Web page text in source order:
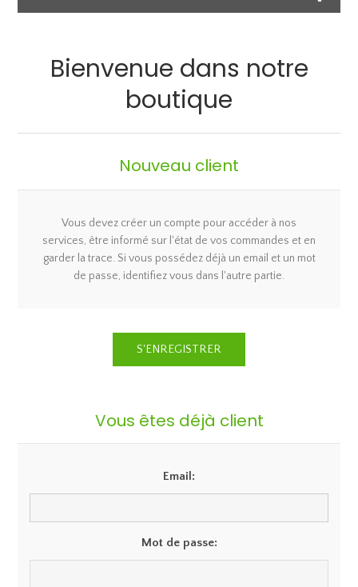
Bienvenue dans notre
boutique
Nouveau client
Vous devez créer un compte pour accéder à nos
services, être informé sur l'état de vos commandes et en
garder la trace. Si vous possédez déjà un email et un mot
de passe, identifiez vous dans l'autre partie.
Vous êtes déjà client
Email:
Mot de passe: